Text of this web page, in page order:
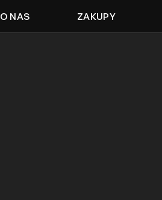
O NAS ZAKUPY